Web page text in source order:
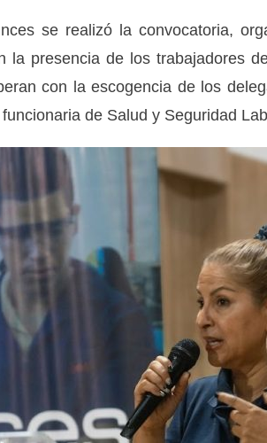
se realizó la convocatoria,
la presencia de los trabajadores
con la escogencia de los
de Salud y Seguridad